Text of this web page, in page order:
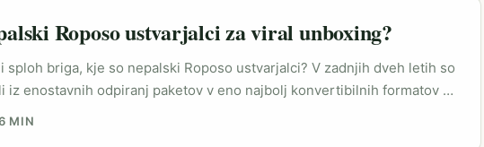
Roposo ustvarjalci za viral unboxing?
sploh briga, kje so nepalski Roposo ustvarjalci? V zadnjih dveh letih so
iz enostavnih odpiranj paketov v eno najbolj konvertibilnih formatov za
znamke. Trend deluje zato, ker gledalec vidi, kako izdelek pride v roke
MIN